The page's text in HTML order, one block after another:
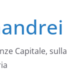
Capitale, sulla